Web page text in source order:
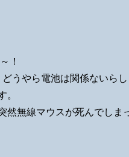
！
うやら電池は関係ないら
。
無線マウスが死んでしま